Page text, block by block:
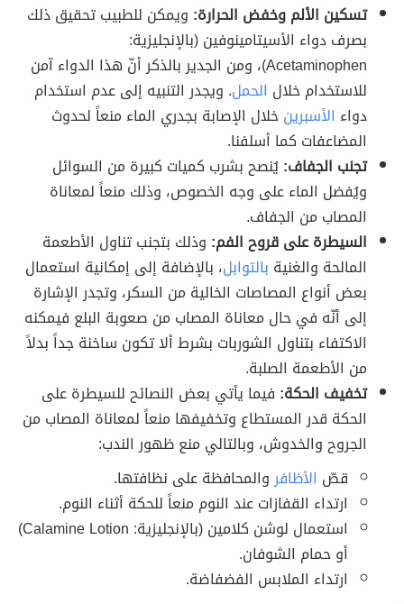
تسكين الألم وخفض الحرارة: ويمكن للطبيب تحقيق ذلك
بصرف دواء الأسيتامينوفين (بالإنجليزية:
Acetaminophen)، ومن الجدير بالذكر أنّ هذا الدواء آمن
للاستخدام خلال الحمل. ويجدر التنبيه إلى عدم استخدام
دواء الأسبرينخلال الإصابة بجدري الماء منعاً لحدوث
المضاعفات كما أسلفنا.
تجنب الجفاف:يُنصح بشرب كميات كبيرة من السوائل
ويُفضل الماء على وجه الخصوص، وذلك منعاً لمعاناة
المصاب من الجفاف.
السيطرة على قروح الفم: وذلك بتجنب تناول الأطعمة
المالحة والغنية بالتوابل، بالإضافة إلى إمكانية استعمال
بعض أنواع المصاصات الخالية من السكر، وتجدر الإشارة
إلى أنّه في حال معاناة المصاب من صعوبة البلع فيمكنه
الاكتفاء بتناول الشوربات بشرط ألا تكون ساخنة جداً بدلاً
من الأطعمة الصلبة.
تخفيف الحكة: فيما يأتي بعض النصائح للسيطرة على
الحكة قدر المستطاع وتخفيفها منعاً لمعاناة المصاب من
الجروح والخدوش، وبالتالي منع ظهور الندب:
قصّ الأظافروالمحافظة على نظافتها.
ارتداء القفازات عند النوم منعاً للحكة أثناء النوم.
استعمال لوشن كلامين (بالإنجليزية: Calamine Lotion)
أو حمام الشوفان.
ارتداء الملابس الفضفاضة.